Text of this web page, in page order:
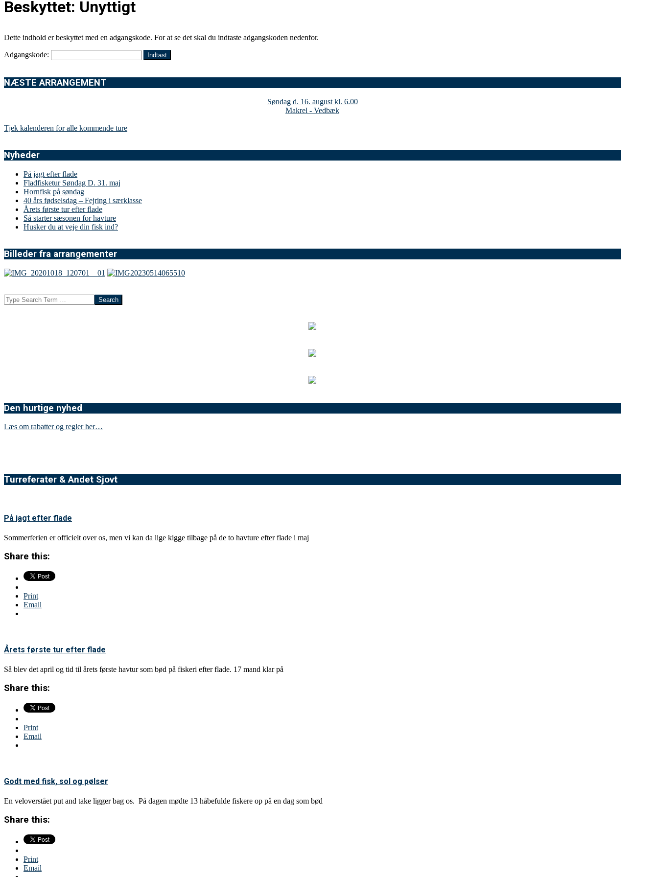
Beskyttet: Unyttigt
Dette indhold er beskyttet med en adgangskode. For at se det skal du indtaste adgangskoden nedenfor.
Adgangskode:
NÆSTE ARRANGEMENT
Søndag d. 16. august kl. 6.00
Makrel - Vedbæk
Tjek kalenderen for alle kommende ture
Nyheder
På jagt efter flade
Fladfisketur Søndag D. 31. maj
Hornfisk på søndag
40 års fødselsdag – Fejring i særklasse
Årets første tur efter flade
Så starter sæsonen for havture
Husker du at veje din fisk ind?
Billeder fra arrangementer
Search
Den hurtige nyhed
Læs om rabatter og regler her…
Turreferater & Andet Sjovt
På jagt efter flade
Sommerferien er officielt over os, men vi kan da lige kigge tilbage på de to havture efter flade i maj
Share this:
Print
Email
Årets første tur efter flade
Så blev det april og tid til årets første havtur som bød på fiskeri efter flade. 17 mand klar på
Share this:
Print
Email
Godt med fisk, sol og pølser
En veloverstået put and take ligger bag os. På dagen mødte 13 håbefulde fiskere op på en dag som bød
Share this:
Print
Email